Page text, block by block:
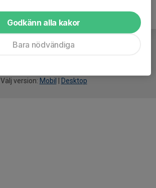
Välj version: Mobil Desktop
Godkänn alla kakor
Bara nödvändiga